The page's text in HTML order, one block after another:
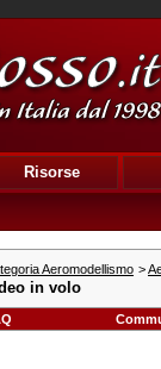
Risorse
Aeromodellismo >
in volo